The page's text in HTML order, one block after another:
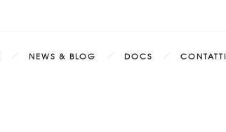
NEWS & BLOG DOCS CONTATTI